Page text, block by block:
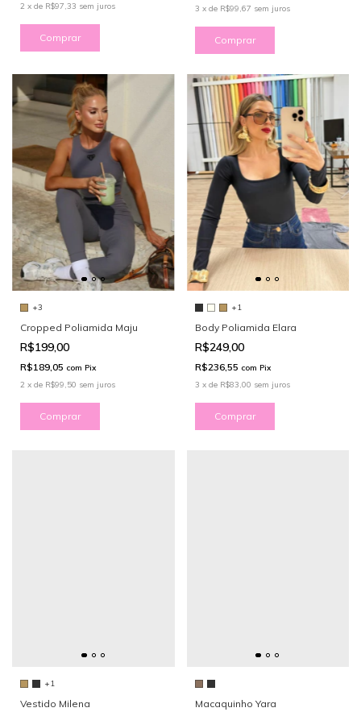
2 x de R$97,33 sem juros
Comprar
3 x de R$99,67 sem juros
Comprar
+3
Cropped Poliamida Maju
R$199,00
R$189,05 com Pix
2 x de R$99,50 sem juros
Comprar
+1
Body Poliamida Elara
R$249,00
R$236,55 com Pix
3 x de R$83,00 sem juros
Comprar
+1
Vestido Milena Macaquinho Yara